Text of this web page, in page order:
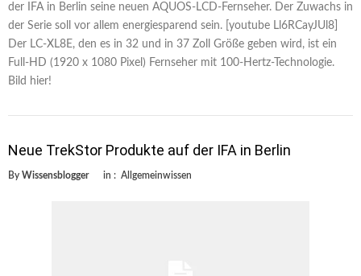
der IFA in Berlin seine neuen AQUOS-LCD-Fernseher. Der Zuwachs in
der Serie soll vor allem energiesparend sein. [youtube Ll6RCayJUl8]
Der LC-XL8E, den es in 32 und in 37 Zoll Größe geben wird, ist ein
Full-HD (1920 x 1080 Pixel) Fernseher mit 100-Hertz-Technologie.
Bild hier!
Neue TrekStor Produkte auf der IFA in Berlin
By Wissensblogger in : Allgemeinwissen